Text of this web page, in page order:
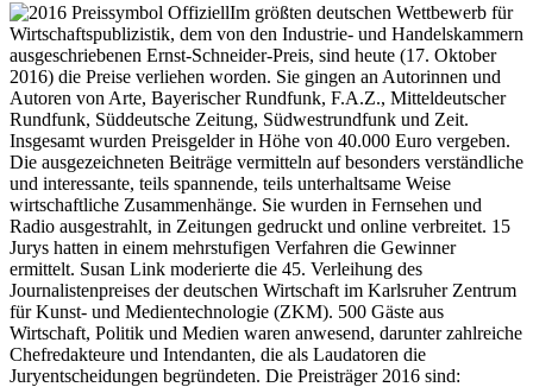
Im größten deutschen Wettbewerb für
Wirt­schaftspubli­zistik, dem von den Industrie- und Handelskammern
ausgeschriebenen Ernst-Schneider-Preis, sind heute (17. Oktober
2016) die Preise ver­lie­hen worden. Sie gingen an Autorinnen und
Autoren von Arte, Bayerischer Rundfunk, F.A.Z., Mitteldeutscher
Rundfunk, Süddeutsche Zeitung, Südwestrundfunk und Zeit.
Insgesamt wurden Preisgelder in Höhe von 40.000 Euro vergeben.
Die ausgezeichneten Beiträge vermitteln auf besonders verständliche
und interessante, teils spannende, teils unterhaltsame Weise
wirtschaftliche Zusammenhänge. Sie wurden in Fernsehen und
Radio ausgestrahlt, in Zeitungen gedruckt und online verbreitet. 15
Jurys hatten in einem mehrstufigen Verfahren die Gewinner
ermittelt. Susan Link moderierte die 45. Verleihung des
Journalistenpreises der deutschen Wirtschaft im Karlsruher Zentrum
für Kunst- und Medientechnologie (ZKM). 500 Gäste aus
Wirtschaft, Politik und Medien waren anwesend, darunter zahlreiche
Chefredakteure und Intendanten, die als Laudatoren die
Juryentscheidungen begründeten. Die Preisträger 2016 sind: